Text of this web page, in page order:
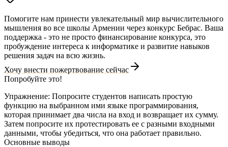
Помогите нам принести увлекательный мир вычислительного
мышления во все школы Армении через конкурс Бебрас. Ваша
поддержка - это не просто финансирование конкурса, это
пробуждение интереса к информатике и развитие навыков
решения задач на всю жизнь.
Хочу внести пожертвование сейчас
Попробуйте это!
Упражнение: Попросите студентов написать простую
функцию на выбранном ими языке программирования,
которая принимает два числа на вход и возвращает их сумму.
Затем попросите их протестировать ее с разными входными
данными, чтобы убедиться, что она работает правильно.
Основные выводы